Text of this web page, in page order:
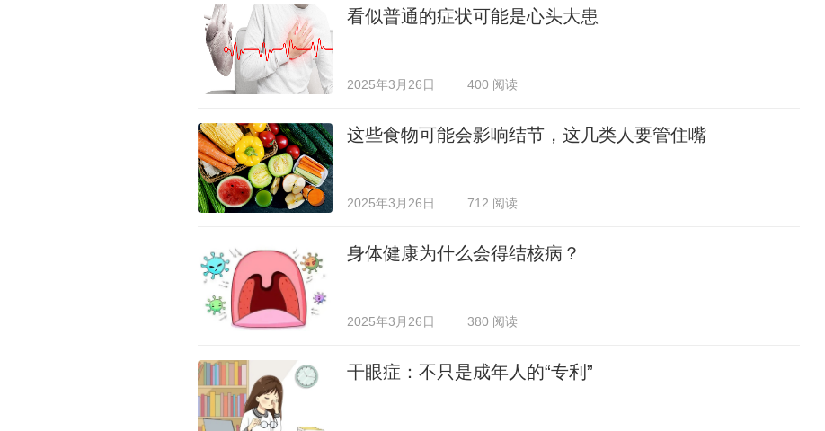
看似普通的症状可能是心头大患
2025年3月26日 400 阅读
这些食物可能会影响结节，这几类人要管住嘴
2025年3月26日 712 阅读
身体健康为什么会得结核病？
2025年3月26日 380 阅读
干眼症：不只是成年人的“专利”